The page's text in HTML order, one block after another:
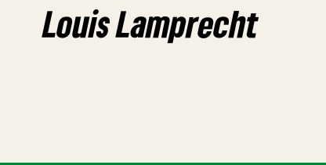
Louis Lamprecht